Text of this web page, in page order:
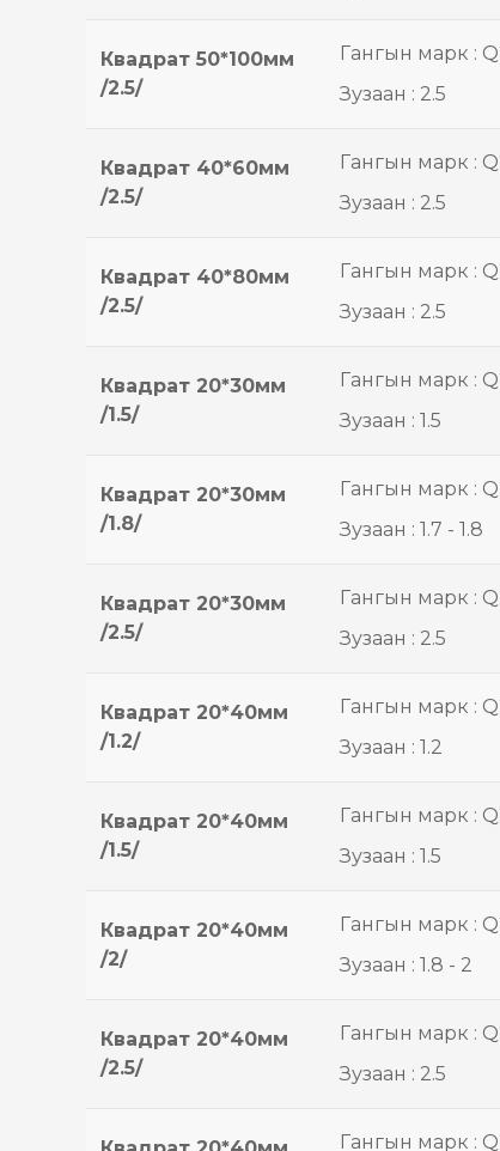
Квадрат 50*100мм
/2.5/
Гангын марк :
Зузаан : 2.5
Квадрат 40*60мм
/2.5/
Гангын марк :
Зузаан : 2.5
Квадрат 40*80мм
/2.5/
Гангын марк :
Зузаан : 2.5
Квадрат 20*30мм
/1.5/
Гангын марк :
Зузаан : 1.5
Квадрат 20*30мм
/1.8/
Гангын марк :
Зузаан : 1.7 - 1.8
Квадрат 20*30мм
/2.5/
Гангын марк :
Зузаан : 2.5
Квадрат 20*40мм
/1.2/
Гангын марк :
Зузаан : 1.2
Квадрат 20*40мм
/1.5/
Гангын марк :
Зузаан : 1.5
Квадрат 20*40мм
/2/
Гангын марк :
Зузаан : 1.8 - 2
Квадрат 20*40мм
/2.5/
Гангын марк :
Зузаан : 2.5
Гангын марк :